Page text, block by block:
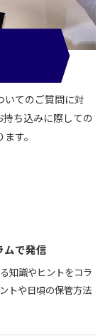
いてのご質問に対
ち込みに際しての
す。
ムで発信
知識やヒントをコラ
トや日頃の保管方法